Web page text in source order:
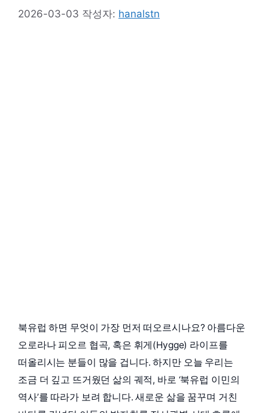
2026-03-03 작성자: hanalstn
북유럽 하면 무엇이 가장 먼저 떠오르시나요? 아름다운
오로라나 피오르 협곡, 혹은 휘게(Hygge) 라이프를
떠올리시는 분들이 많을 겁니다. 하지만 오늘 우리는
조금 더 깊고 뜨거웠던 삶의 궤적, 바로 ‘북유럽 이민의
역사’를 따라가 보려 합니다. 새로운 삶을 꿈꾸며 거친